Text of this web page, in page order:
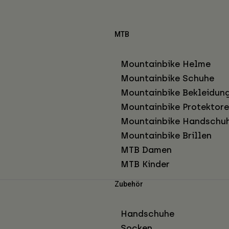
MTB
Mountainbike Helme
Mountainbike Schuhe
Mountainbike
Mountainbike
Mountainbike
Mountainbike Brillen
MTB Damen
MTB Kinder
Zubehör
Handschuhe